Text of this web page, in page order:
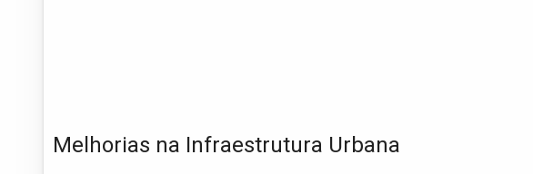
Melhorias na Infraestrutura Urbana